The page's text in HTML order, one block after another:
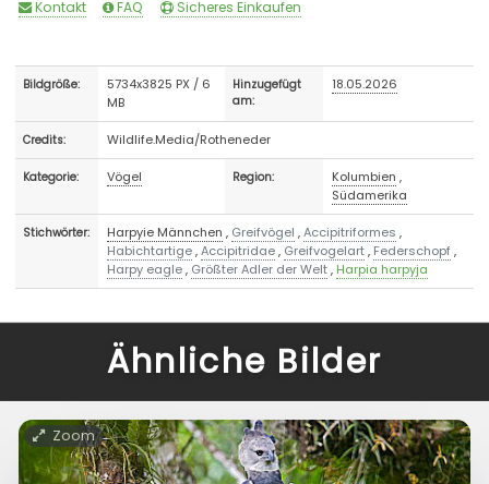
Kontakt FAQ Sicheres Einkaufen
Bildgröße:
5734x3825 PX / 6
MB
Hinzugefügt
am:
18.05.2026
Credits: Wildlife.Media/Rotheneder
Kategorie: Vögel Region: Kolumbien ,
Südamerika
Stichwörter: Harpyie Männchen , Greifvögel ,Accipitriformes ,
Habichtartige,Accipitridae, Greifvogelart, Federschopf,
Harpy eagle, Größter Adler der Welt, Harpia harpyja
Ähnliche Bilder
Zoom